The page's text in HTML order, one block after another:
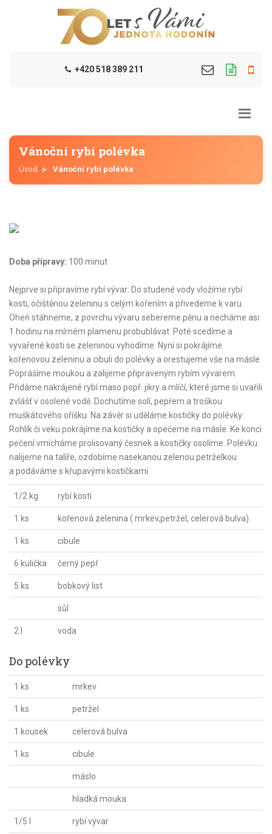
+420 518 389 211
Vánoční rybí polévka
Úvod Vánoční rybí polévka
Doba přípravy: 100 minut
Nejprve si připravíme rybí vývar: Do studené vody vložíme rybí
kosti, očištěnou zeleninu s celým kořením a přivedeme k varu.
Oheň stáhneme, z povrchu vývaru sebereme pěnu a necháme asi
1 hodinu na mírném plamenu probublávat. Poté scedíme a
vyvařené kosti se zeleninou vyhodíme. Nyní si pokrájíme
kořenovou zeleninu a cibuli do polévky a orestujeme vše na másle.
Poprášíme moukou a zalijeme připraveným rybím vývarem.
Přidáme nakrájené rybí maso popř. jikry a mlíčí, které jsme si uvařili
zvlášť v osolené vodě. Dochutíme solí, pepřem a troškou
muškátového oříšku. Na závěr si uděláme kostičky do polévky:
Rohlík či veku pokrájíme na kostičky a opečeme na másle. Ke konci
pečení vmícháme prolisovaný česnek a kostičky osolíme. Polévku
nalijeme na talíře, ozdobíme nasekanou zelenou petrželkou
a podáváme s křupavými kostičkami.
1/2 kg rybí kosti
1 ks kořenová zelenina ( mrkev,petržel, celerová bulva)
1 ks cibule
6 kulička černý pepř
5 ks bobkový list
sůl
2 l voda
Do polévky
1 ks mrkev
1 ks petržel
1 kousek celerová bulva
1 ks cibule
máslo
hladká mouka
1/5 l rybí vývar